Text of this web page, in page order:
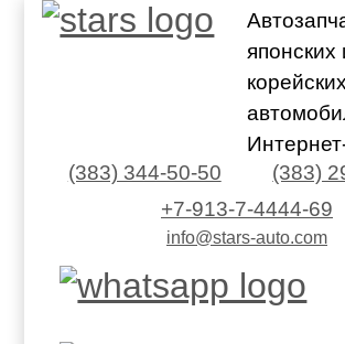
японских
корейских
(383) 344-50-50
(383)
+7-913-7-4444-69
info@stars-auto.com